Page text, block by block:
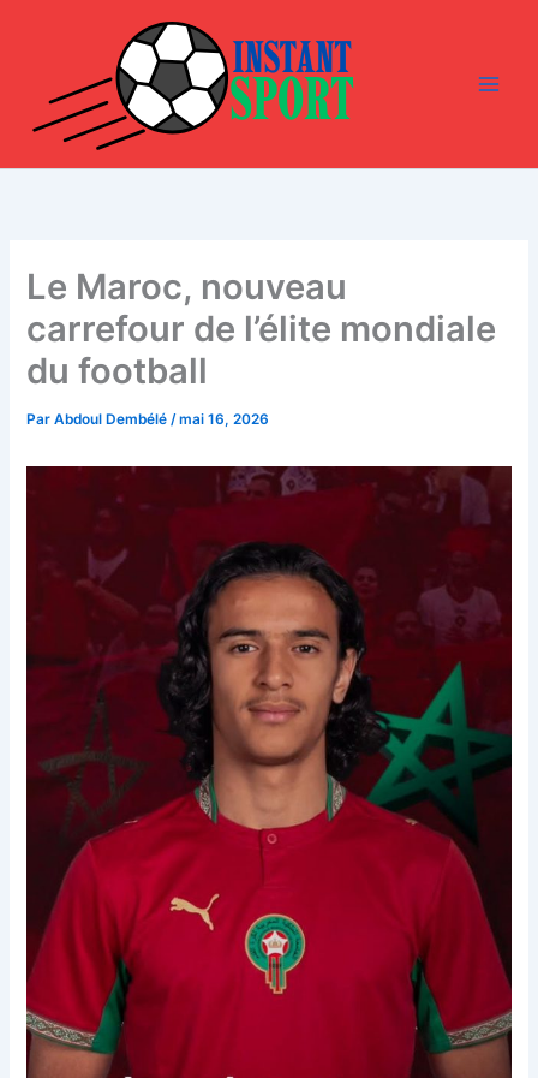
Le Maroc, nouveau
carrefour de l’élite mondiale
du football
ParAbdoul Dembélé/mai 16, 2026